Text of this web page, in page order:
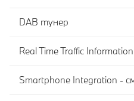
DAB тунер
Real Time Traffic Information
Smartphone Integration -